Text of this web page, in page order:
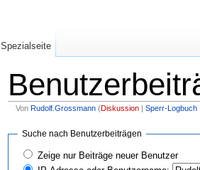
Von Rudolf.Grossmann(Diskussion| Sperr-Logbuch
Suche nach Benutzerbeiträgen
Zeige nur Beiträge neuer Benutzer
Spezialseite